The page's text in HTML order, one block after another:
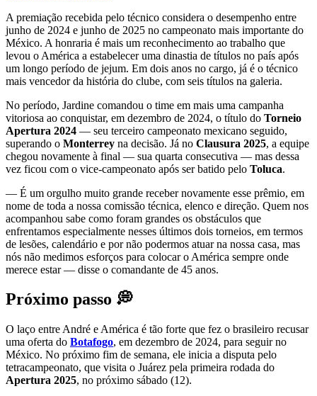
A premiação recebida pelo técnico considera o desempenho entre
junho de 2024 e junho de 2025 no campeonato mais importante do
México. A honraria é mais um reconhecimento ao trabalho que
levou o América a estabelecer uma dinastia de títulos no país após
um longo período de jejum. Em dois anos no cargo, já é o técnico
mais vencedor da história do clube, com seis títulos na galeria.
No período, Jardine comandou o time em mais uma campanha
vitoriosa ao conquistar, em dezembro de 2024, o título do Torneio
Apertura 2024 — seu terceiro campeonato mexicano seguido,
superando o Monterrey na decisão. Já no Clausura 2025, a equipe
chegou novamente à final — sua quarta consecutiva — mas dessa
vez ficou com o vice-campeonato após ser batido pelo Toluca.
— É um orgulho muito grande receber novamente esse prêmio, em
nome de toda a nossa comissão técnica, elenco e direção. Quem nos
acompanhou sabe como foram grandes os obstáculos que
enfrentamos especialmente nesses últimos dois torneios, em termos
de lesões, calendário e por não podermos atuar na nossa casa, mas
nós não medimos esforços para colocar o América sempre onde
merece estar — disse o comandante de 45 anos.
Próximo passo 💭
O laço entre André e América é tão forte que fez o brasileiro recusar
uma oferta do Botafogo, em dezembro de 2024, para seguir no
México. No próximo fim de semana, ele inicia a disputa pelo
tetracampeonato, que visita o Juárez pela primeira rodada do
Apertura 2025, no próximo sábado (12).